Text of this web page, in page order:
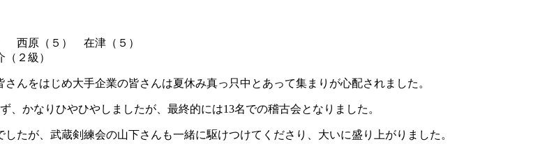
西原（５） 在津（５）
（２級）
んをはじめ大手企業の皆さんは夏休み真っ只中とあって集まりが心配されました。
かなりひやひやしましたが、最終的には13名での稽古会となりました。
たが、武蔵剣練会の山下さんも一緒に駆けつけてくださり、大いに盛り上がりました。